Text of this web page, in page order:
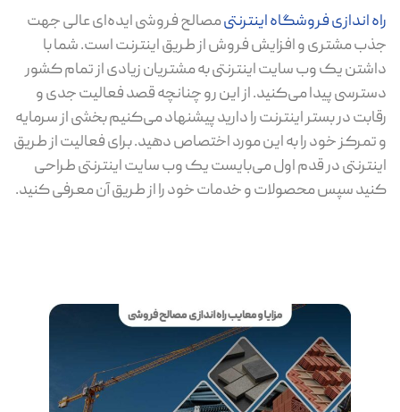
راه اندازی فروشگاه اینترنتیمصالح فروشی ایده‌ای عالی جهت
جذب مشتری و افزایش فروش از طریق اینترنت است. شما با
داشتن یک وب سایت اینترنتی به مشتریان زیادی از تمام کشور
دسترسی پیدا می‌کنید. از این رو چنانچه قصد فعالیت جدی و
رقابت در بستر اینترنت را دارید پیشنهاد می‌کنیم بخشی از سرمایه
و تمرکز خود را به این مورد اختصاص دهید. برای فعالیت از طریق
اینترنتی در قدم اول می‌بایست یک وب سایت اینترنتی طراحی
کنید سپس محصولات و خدمات خود را از طریق آن معرفی کنید.